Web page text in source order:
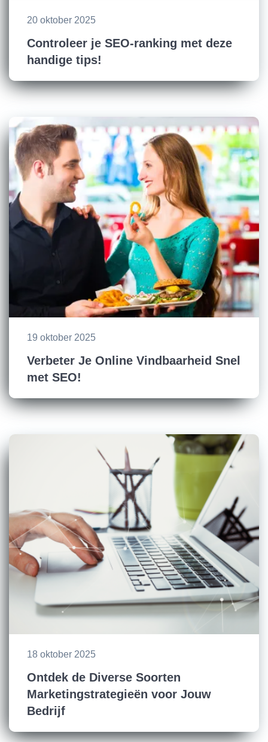
20 oktober 2025
Controleer je SEO-ranking met deze
handige tips!
19 oktober 2025
Verbeter Je Online Vindbaarheid Snel
met SEO!
18 oktober 2025
Ontdek de Diverse Soorten
Marketingstrategieën voor Jouw
Bedrijf